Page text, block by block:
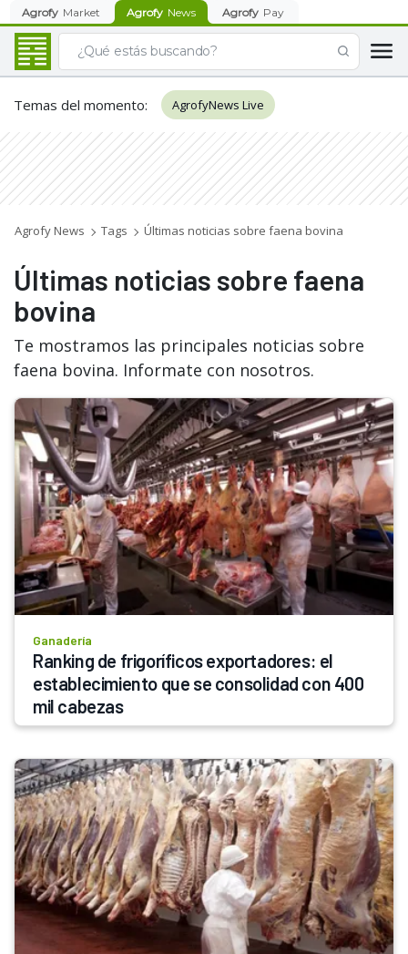
Agrofy Market Agrofy News Agrofy Pay
Temas del momento: AgrofyNews Live
Agrofy News Tags Últimas noticias sobre faena bovina
Últimas noticias sobre faena
bovina
Te mostramos las principales noticias sobre
faena bovina. Informate con nosotros.
Ganadería
Ranking de frigoríficos exportadores: el
establecimiento que se consolidad con 400
mil cabezas